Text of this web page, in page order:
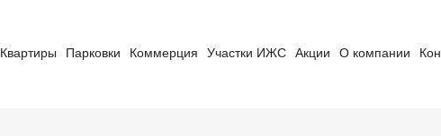
Квартиры Парковки Коммерция Участки ИЖС Акции О компании